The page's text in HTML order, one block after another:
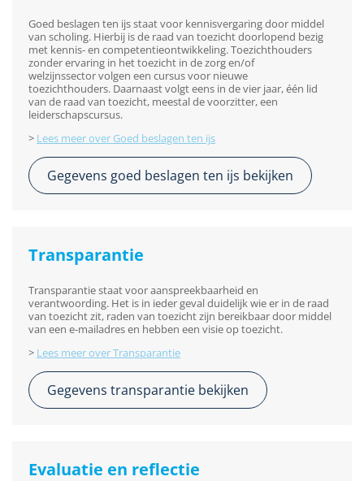
Goed beslagen ten ijs staat voor kennisvergaring door middel
van scholing. Hierbij is de raad van toezicht doorlopend bezig
met kennis- en competentieontwikkeling. Toezichthouders
zonder ervaring in het toezicht in de zorg en/of
welzijnssector volgen een cursus voor nieuwe
toezichthouders. Daarnaast volgt eens in de vier jaar, één lid
van de raad van toezicht, meestal de voorzitter, een
leiderschapscursus.
> Lees meer over Goed beslagen ten ijs
Gegevens goed beslagen ten ijs bekijken
Transparantie
Transparantie staat voor aanspreekbaarheid en
verantwoording. Het is in ieder geval duidelijk wie er in de raad
van toezicht zit, raden van toezicht zijn bereikbaar door middel
van een e-mailadres en hebben een visie op toezicht.
> Lees meer over Transparantie
Gegevens transparantie bekijken
Evaluatie en reflectie